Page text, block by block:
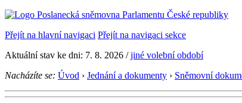
Přejít na hlavní navigaci Přejít na navigaci sekce
Aktuální stav ke dni: 7. 8. 2026 /jiné volební období
Nacházíte se: Úvod › Jednání a dokumenty › Sněmovní